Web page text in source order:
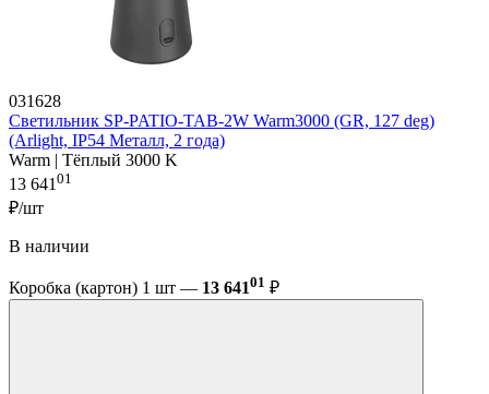
031628
Светильник SP-PATIO-TAB-2W Warm3000 (GR, 127 deg)
(Arlight, IP54 Металл, 2 года)
Warm | Тёплый 3000 K
13 64101
₽/шт
В наличии
Коробка (картон) 1 шт — 13 64101 ₽